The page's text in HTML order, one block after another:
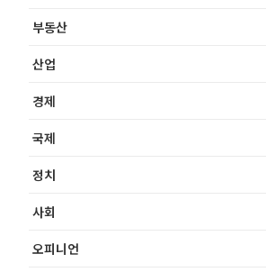
부동산
산업
경제
국제
정치
사회
오피니언